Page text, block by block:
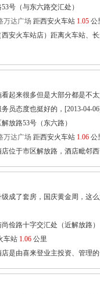
号（与东六路交汇处）
万达广场 距西安火车站 1.05 公
安火车站店）距离火车站、
起来很多但是大部分都是不
员态度也挺好的，[2013-04-
放路53号（东六路）
万达广场 距西安火车站 1.06 公
位于市区解放路，酒店毗邻
成了套房，国庆黄金周，这
俭路十字交汇处（近解放路）
车站 1.06 公里
店是由喜来登业主投资、管理